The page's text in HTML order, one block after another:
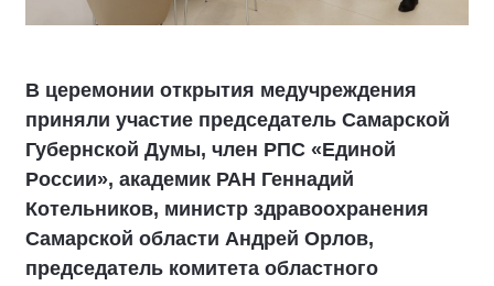
В церемонии открытия медучреждения
приняли участие председатель Самарской
Губернской Думы, член РПС «Единой
России», академик РАН Геннадий
Котельников, министр здравоохранения
Самарской области Андрей Орлов,
председатель комитета областного